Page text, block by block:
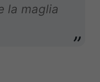
la maglia